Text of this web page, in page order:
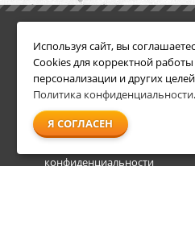
Условия возврата
О компании
Доставка
Оплата
Гарантия и сервис
конфиденциальности
Используя сайт, вы
Cookies для корректной
персонализации и других
Политика конфиденциальности.
Я СОГЛАСЕН